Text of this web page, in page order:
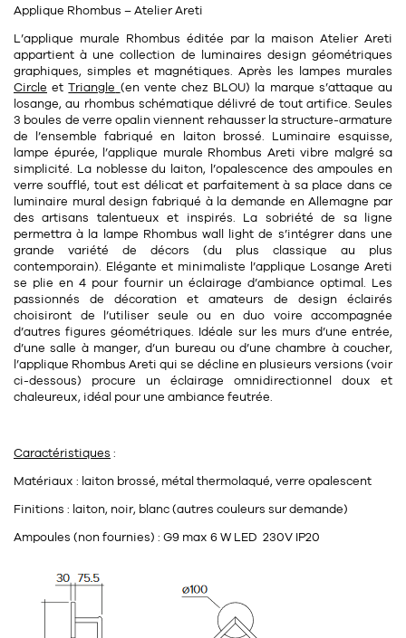
Corbeille
Poubelle
Range document
Divers
textile132
Coussin
Créature
Literie
Plaid
Tapis
Divers
bougie35
Candélabre
Rallonges
Table
Table basse
Tréteaux
Table d'appoint
pour le bureau39
Chaises de bureau
Bureau
Meuble à clapets
pour la chambre15
Tablier
Toile enduite au mètre
Torchon
sel et poivre14
divers
objets ludiques
Travail d'artiste
librairie1
Livre
Revue
Divers
Divers
décoration1
Vases
Applique Rhombus – Atelier Areti
L’applique murale Rhombus éditée par la maison Atelier Areti
appartient à une collection de luminaires design géométriques
graphiques, simples et magnétiques. Après les lampes murales
Circle etTriangle (en vente chez BLOU) la marque s’attaque au
losange, au rhombus schématique délivré de tout artifice. Seules
3 boules de verre opalinviennent rehausser la structure-armature
de l’ensemble fabriqué en laiton brossé. Luminaire esquisse,
lampe épurée, l’applique murale Rhombus Areti vibre malgré sa
simplicité. La noblesse du laiton, l’opalescence des ampoules en
verre soufflé, tout est délicat et parfaitement à sa place dans ce
luminaire mural design fabriqué à la demande en Allemagne par
desartisans talentueux et inspirés. La sobriété de sa ligne
permettra à la lampe Rhombus wall light de s’intégrer dans une
grande variété de décors (du plus classique au plus
contemporain). Elégante et minimaliste l’applique Losange Areti
se plie en 4 pour fournir un éclairage d’ambiance optimal. Les
passionnés de décoration et amateurs de design éclairés
choisiront de l’utiliser seule ou en duo voire accompagnée
d’autres figures géométriques. Idéale sur les murs d’une entrée,
d’une salle à manger, d’un bureau ou d’une chambre à coucher,
l’applique Rhombus Areti qui se décline en plusieurs versions (voir
ci-dessous) procure un éclairage omnidirectionnel doux et
chaleureux, idéal pour une ambiance feutrée.
Caractéristiques :
Matériaux : laiton brossé, métal thermolaqué, verre opalescent
Finitions : laiton, noir, blanc (autres couleurs sur demande)
Ampoules (non fournies) : G9 max 6 W LED 230V IP20